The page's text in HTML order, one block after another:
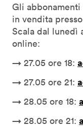
Gli
in vendita
Scala dal lunedì
online:
→ 27.05 ore 18:
→ 27.05 ore 21:
→ 28.05 ore 18:
→ 28.05 ore 21: